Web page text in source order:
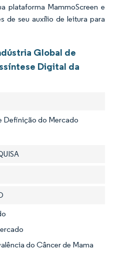
plataforma MammoScreen e
de seu auxílio de leitura para
Global de
Digital da
Definição do Mercado
do Câncer de Mama